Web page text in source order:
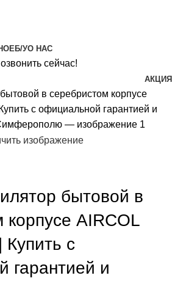
Б/УО НАС
сейчас!
АКЦИЯ
изображение
бытовой в
корпусе AIRCOL
Купить с
гарантией и